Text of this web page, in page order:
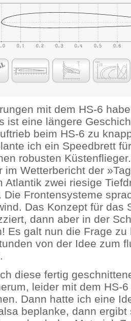
mit dem HS-6
ist eine längere
beim HS-6 zu
ich ein Speedbrett
robusten
im Wetterbericht der
Atlantik zwei riesige
Die Frontensysteme
Das Konzept für das
dann aber in der
Es galt nun die Frage zu
von der Idee zum
diese fertig
leider mit dem HS-
Dann hatte ich eine
beplanke, dann ergibt